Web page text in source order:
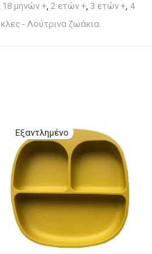
18 μηνών +, 2 ετών +, 3 ετών +, 4
- Λούτρινα ζωάκια